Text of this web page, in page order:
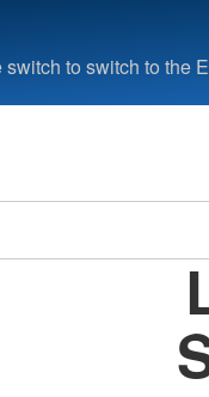
to switch to the